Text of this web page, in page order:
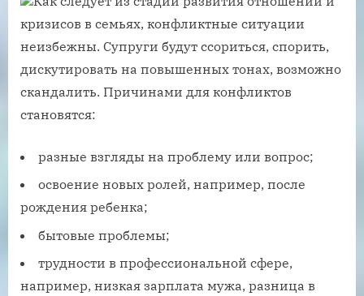
кризисов в семьях, конфликтные ситуации
неизбежны. Супруги будут ссориться, спорить,
дискутировать на повышенных тонах, возможно
скандалить. Причинами для конфликтов
становятся:
разные взгляды на проблему или вопрос;
освоение новых ролей, например, после
рождения ребенка;
бытовые проблемы;
трудности в профессиональной сфере,
например, низкая зарплата мужа, разница в